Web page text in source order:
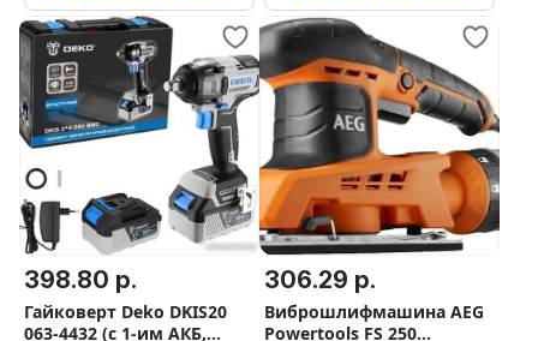
398.80 р.
Гайковерт Deko DKIS20
063-4432 (с 1-им АКБ,
306.29 р.
Виброшлифмашина AEG
Powertools FS 250